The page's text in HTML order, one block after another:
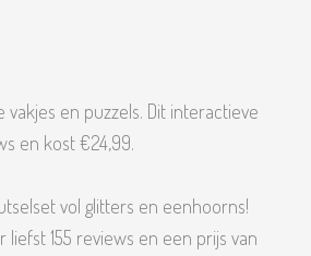
en puzzels. Dit interactieve
en kost €24,99.
vol glitters en eenhoorns!
155 reviews en een prijs van